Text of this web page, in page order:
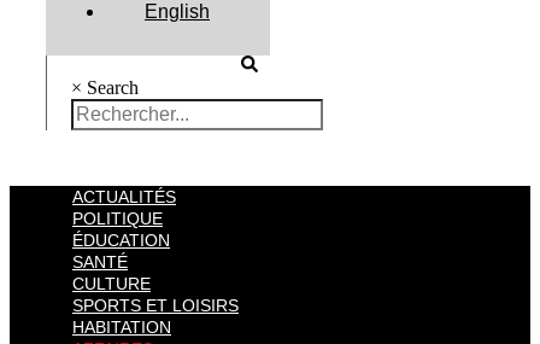
English
× Search
ACTUALITÉS
POLITIQUE
ÉDUCATION
SANTÉ
CULTURE
SPORTS ET LOISIRS
HABITATION